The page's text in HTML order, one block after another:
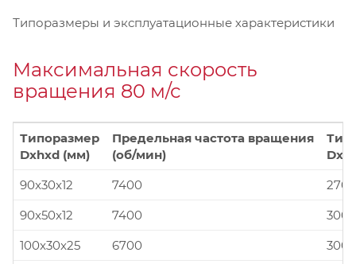
Типоразмеры и эксплуатационные характеристики
Максимальная скорость
вращения 80 м/с
Типоразмер
Dxhxd (мм)
Предельная частота вращения
(об/мин)
90x30x12
7400
90x50x12
7400
100x30x25
6700